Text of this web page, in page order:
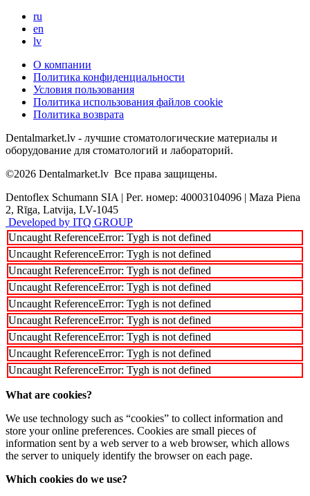
ru
en
lv
О компании
Политика конфиденциальности
Условия пользования
Политика использования файлов cookie
Политика возврата
Dentalmarket.lv - лучшие стоматологические материалы и
оборудование для стоматологий и лабораторий.
©2026 Dentalmarket.lv Все права защищены.
Dentoflex Schumann SIA | Рег. номер: 40003104096 | Maza Piena
2, Rīga, Latvija, LV-1045
Developed by ITQ GROUP
Uncaught ReferenceError: Tygh is not defined
Uncaught ReferenceError: Tygh is not defined
Uncaught ReferenceError: Tygh is not defined
Uncaught ReferenceError: Tygh is not defined
Uncaught ReferenceError: Tygh is not defined
Uncaught ReferenceError: Tygh is not defined
Uncaught ReferenceError: Tygh is not defined
Uncaught ReferenceError: Tygh is not defined
Uncaught ReferenceError: Tygh is not defined
What are cookies?
We use technology such as “cookies” to collect information and
store your online preferences. Cookies are small pieces of
information sent by a web server to a web browser, which allows
the server to uniquely identify the browser on each page.
Which cookies do we use?